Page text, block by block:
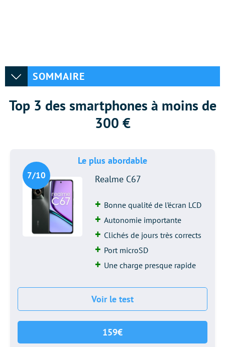
SOMMAIRE
Top 3 des smartphones à moins de
300 €
Le plus abordable
7/10 Realme C67
Bonne qualité de l’écran LCD
Autonomie importante
Clichés de jours très corrects
Port microSD
Une charge presque rapide
Voir le test
159€